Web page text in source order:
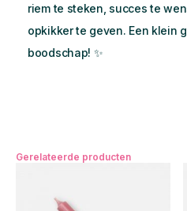
riem te steken, succes te
opkikker te geven. Een klein
boodschap! ️✨
Gerelateerde producten